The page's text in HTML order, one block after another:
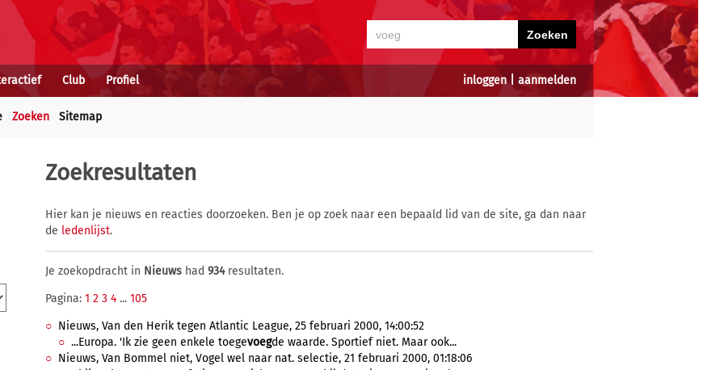
inloggen| aanmelden
Club Profiel
Zoeken Sitemap
Zoekresultaten
Hier kan je nieuws en reacties doorzoeken. Ben je op zoek naar een bepaald lid van de site, ga dan naar
de ledenlijst.
Je zoekopdracht in Nieuws had 934resultaten.
Pagina: 1 2 3 4 ... 105
Nieuws, Van den Herik tegen Atlantic League, 25 februari 2000, 14:00:52
...Europa. 'Ik zie geen enkele toegevoegde waarde. Sportief niet. Maar ook...
Nieuws, Van Bommel niet, Vogel wel naar nat. selectie, 21 februari 2000, 01:18:06